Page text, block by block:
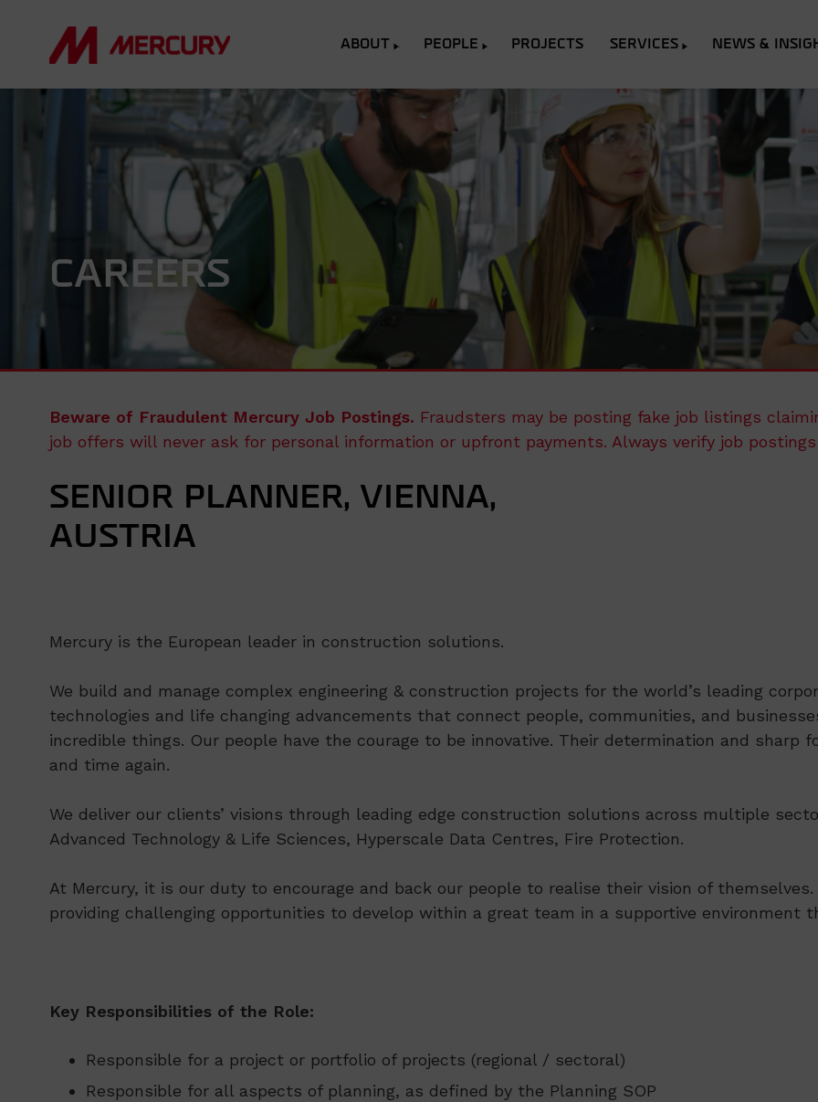
ABOUT PEOPLE PROJECTS SERVICES NEWS &
CAREERS
Beware of Fraudulent Mercury Job Postings. Fraudsters may be posting fake job listings
job offers will never ask for personal information or upfront payments. Always verify job
SENIOR PLANNER, VIENNA,
AUSTRIA
Mercury is the European leader in construction solutions.
We build and manage complex engineering & construction projects for the world’s leading
technologies and life changing advancements that connect people, communities, and
incredible things. Our people have the courage to be innovative. Their determination and
and time again.
We deliver our clients’ visions through leading edge construction solutions across multiple
Advanced Technology & Life Sciences, Hyperscale Data Centres, Fire Protection.
At Mercury, it is our duty to encourage and back our people to realise their vision of
providing challenging opportunities to develop within a great team in a supportive
Key Responsibilities of the Role:
Responsible for a project or portfolio of projects (regional / sectoral)
Responsible for all aspects of planning, as defined by the Planning SOP